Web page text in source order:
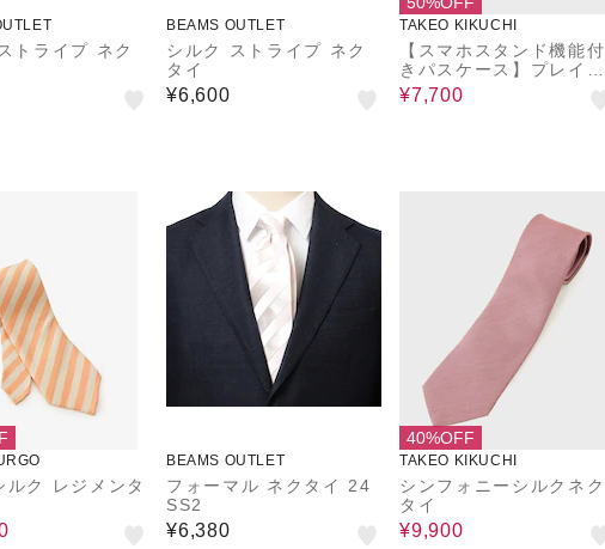
トライプ ネク
BEAMS OUTLET
シルク ストライプ ネク
タイ
¥6,600
TAKEO KIKUCHI
【スマホスタンド機能付
きパスケース】プレイフ
ルチェンジネクタイBOX
¥7,700
ルク レジメンタ
BEAMS OUTLET
フォーマル ネクタイ 24
SS2
¥6,380
40%OFF
TAKEO KIKUCHI
シンフォニーシルクネク
タイ
¥9,900